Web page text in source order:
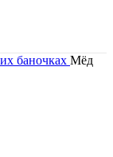
баночках Мёд